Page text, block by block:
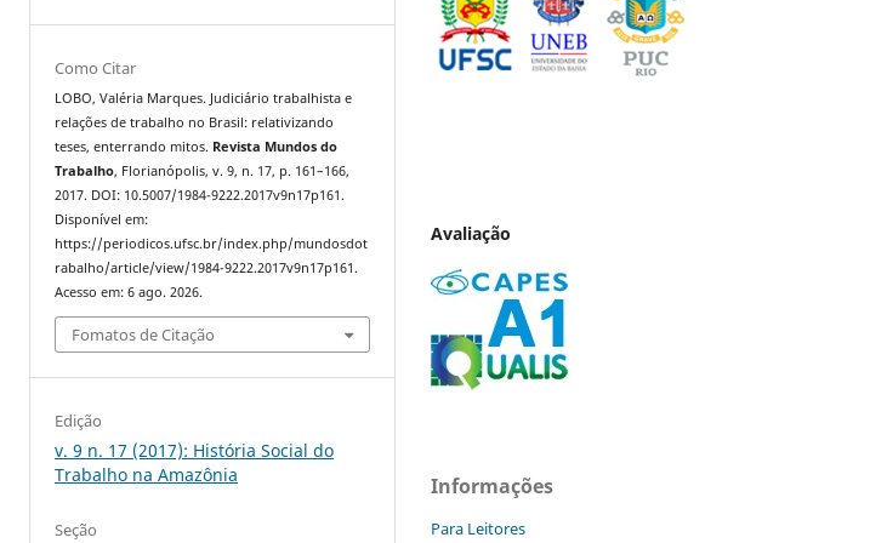
Como Citar
LOBO, Valéria Marques. Judiciário trabalhista e
relações de trabalho no Brasil: relativizando
teses, enterrando mitos. Revista Mundos do
Trabalho, Florianópolis, v. 9, n. 17, p. 161–166,
2017. DOI: 10.5007/1984-9222.2017v9n17p161.
Disponível em:
https://periodicos.ufsc.br/index.php/mundosdot
rabalho/article/view/1984-9222.2017v9n17p161.
Acesso em: 6 ago. 2026.
Fomatos de Citação
Edição
v. 9 n. 17 (2017): História Social do
Trabalho na Amazônia
Seção
Avaliação
Informações
Para Leitores